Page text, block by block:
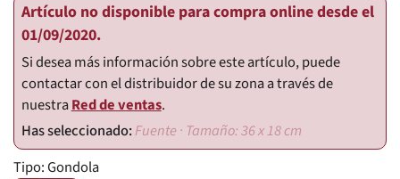
Artículo no disponible para compra online desde el
01/09/2020.
Si desea más información sobre este artículo, puede
contactar con el distribuidor de su zona a través de
nuestraRed de ventas.
Fuente · Tamaño: 36 x 18 cm
Tipo:Gondola